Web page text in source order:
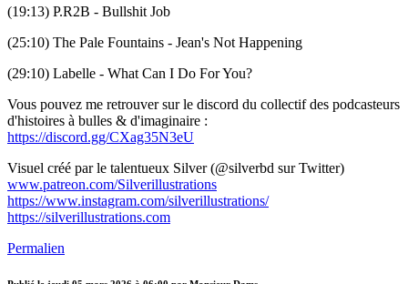
(19:13) P.R2B - Bullshit Job
(25:10) The Pale Fountains - Jean's Not Happening
(29:10) Labelle - What Can I Do For You?
Vous pouvez me retrouver sur le discord du collectif des podcasteurs
d'histoires à bulles & d'imaginaire :
https://discord.gg/CXag35N3eU
Visuel créé par le talentueux Silver (@silverbd sur Twitter)
www.patreon.com/Silverillustrations
https://www.instagram.com/silverillustrations/
https://silverillustrations.com
Permalien